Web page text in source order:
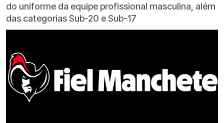
do uniforme da equipe profissional masculina, além
das categorias Sub-20 e Sub-17